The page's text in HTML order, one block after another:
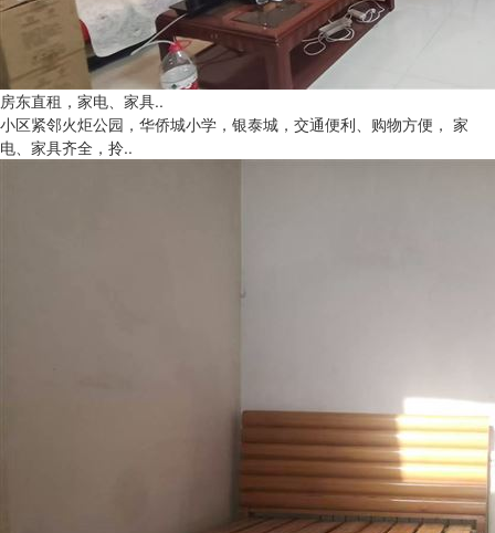
房东直租，家电、家具..
小区紧邻火炬公园，华侨城小学，银泰城，交通便利、购物方便， 家
电、家具齐全，拎..